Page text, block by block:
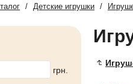
отдыха
/ Детские игрушки /
грн.